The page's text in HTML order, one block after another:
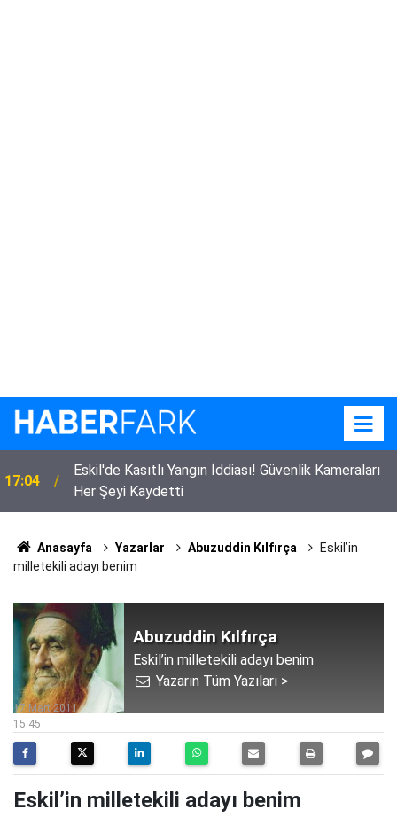
17:04
Eskil'de Kasıtlı Yangın İddiası! Güvenlik Kameraları
Her Şeyi Kaydetti
Anasayfa Yazarlar Abuzuddin Kılfırça
Eskil’in
milletekili adayı benim
Abuzuddin Kılfırça
Eskil’in milletekili adayı benim
Yazarın Tüm Yazıları >
15:45
17 Mart 2011
Eskil’in milletekili adayı benim